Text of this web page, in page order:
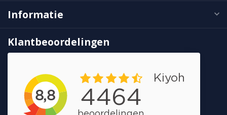
Informatie
Klantbeoordelingen